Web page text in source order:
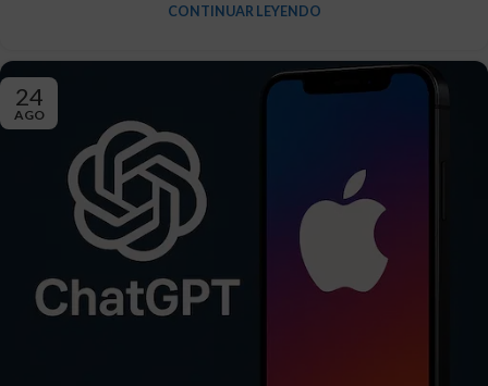
CONTINUAR LEYENDO
24
AGO